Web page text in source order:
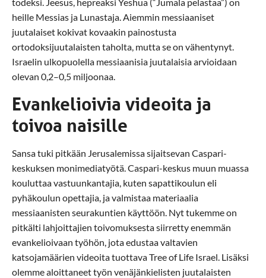
heille Messias ja Lunastaja. Aiemmin messiaaniset
juutalaiset kokivat kovaakin painostusta
ortodoksijuutalaisten taholta, mutta se on vähentynyt.
Israelin ulkopuolella messiaanisia juutalaisia arvioidaan
olevan 0,2–0,5 miljoonaa.
Evankelioivia videoita ja
toivoa naisille
Sansa tuki pitkään Jerusalemissa sijaitsevan Caspari-
keskuksen monimediatyötä. Caspari-keskus muun muassa
kouluttaa vastuunkantajia, kuten sapattikoulun eli
pyhäkoulun opettajia, ja valmistaa materiaalia
messiaanisten seurakuntien käyttöön. Nyt tukemme on
pitkälti lahjoittajien toivomuksesta siirretty enemmän
evankelioivaan työhön, jota edustaa valtavien
katsojamäärien videoita tuottava Tree of Life Israel. Lisäksi
olemme aloittaneet työn venäjänkielisten juutalaisten